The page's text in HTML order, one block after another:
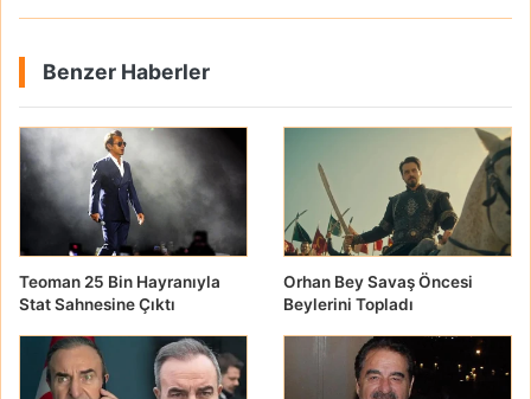
Benzer Haberler
Teoman 25 Bin Hayranıyla
Stat Sahnesine Çıktı
Orhan Bey Savaş Öncesi
Beylerini Topladı